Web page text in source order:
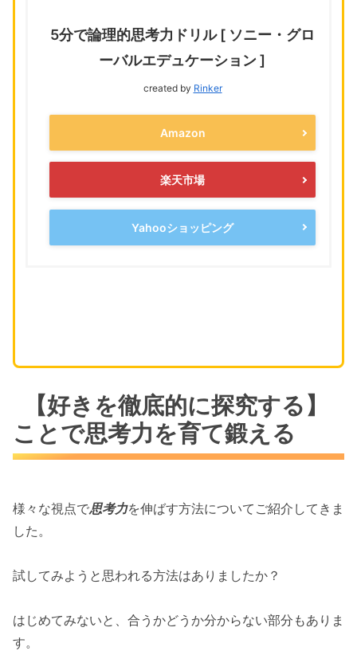
5分で論理的思考力ドリル [ ソニー・グロ
ーバルエデュケーション ]
created by Rinker
Amazon
楽天市場
Yahooショッピング
【好きを徹底的に探究する】
ことで思考力を育て鍛える
様々な視点で思考力を伸ばす方法についてご紹介してきま
した。
試してみようと思われる方法はありましたか？
はじめてみないと、合うかどうか分からない部分もありま
す。